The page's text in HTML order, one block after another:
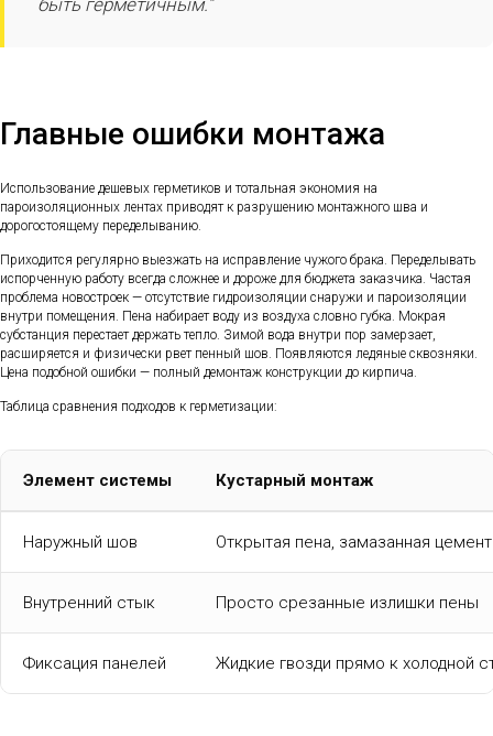
Главные ошибки монтажа
Использование дешевых герметиков и тотальная экономия на
пароизоляционных лентах приводят к разрушению монтажного шва и
дорогостоящему переделыванию.
Приходится регулярно выезжать на исправление чужого брака. Переделывать
испорченную работу всегда сложнее и дороже для бюджета заказчика. Частая
проблема новостроек — отсутствие гидроизоляции снаружи и пароизоляции
внутри помещения. Пена набирает воду из воздуха словно губка. Мокрая
субстанция перестает держать тепло. Зимой вода внутри пор замерзает,
расширяется и физически рвет пенный шов. Появляются ледяные сквозняки.
Цена подобной ошибки — полный демонтаж конструкции до кирпича.
Таблица сравнения подходов к герметизации:
Элемент системы Кустарный монтаж
Наружный шов Открытая пена, замазанная
Внутренний стык Просто срезанные излишки пены
Фиксация панелей Жидкие гвозди прямо к холодной